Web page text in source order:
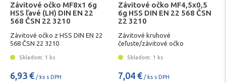
Závitové očko MF8x1 6g
HSS ľavé (LH) DIN EN 22
568 ČSN 22 3210
Závitové očko z HSS DIN EN 22
568 ČSN 22 3210
Skladom: 1 ks
6,93 € / ks s DPH
Závitové očko MF4,5x0,5
6g HSS DIN EN 22 568 ČSN
22 3210
Závitové kruhové
čeľuste/závitové očko
Skladom: 1 ks
7,04 € / ks s DPH